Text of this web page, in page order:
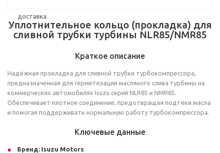
Уплотнительное кольцо (прокладка) для
сливной трубки турбины NLR85/NMR85
Краткое описание
Надёжная прокладка для сливной трубки турбокомпрессора,
предназначенная для герметизации масляного слива турбины на
коммерческих автомобилях Isuzu серий NLR85 и NMR85.
Обеспечивает плотное соединение, предотвращая подтёки масла
и помогая поддерживать нормальную работу турбокомпрессора.
Ключевые данные
Бренд: Isuzu Motors